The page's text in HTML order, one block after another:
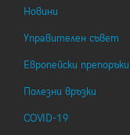
Новини
Управителен съвет
Европейски препоръки
Полезни връзки
COVID-19